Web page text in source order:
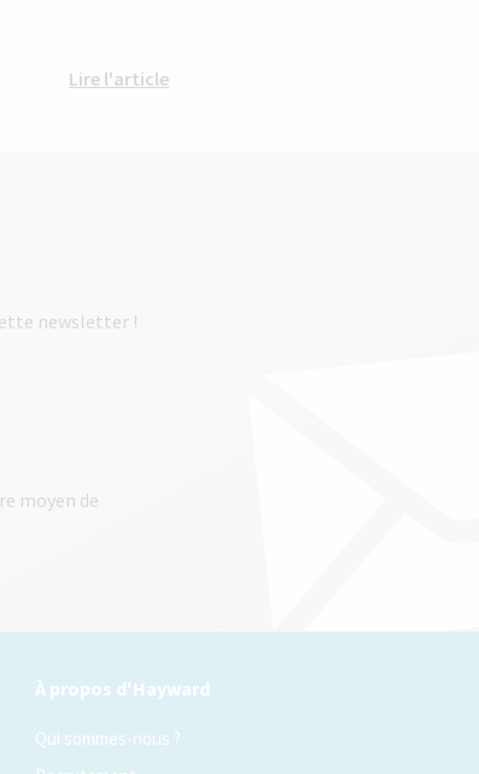
Lire l'article
newsletter !
moyen de
À propos d'Hayward
Qui sommes-nous ?